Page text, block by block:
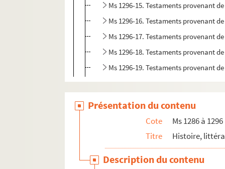
Ms 1296-15. Testaments provenant
Ms 1296-16. Testaments provenant
Ms 1296-17. Testaments provenant
Ms 1296-18. Testaments provenant
Ms 1296-19. Testaments provenant
Présentation du contenu
Cote
Ms 1286 à 1296
Titre
Histoire,
Description du contenu